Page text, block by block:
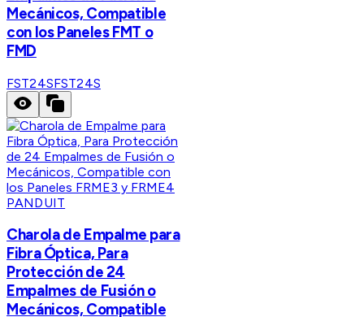
Mecánicos, Compatible
con los Paneles FMT o
FMD
FST24SFST24S
PANDUIT
Charola de Empalme para
Fibra Óptica, Para
Protección de 24
Empalmes de Fusión o
Mecánicos, Compatible